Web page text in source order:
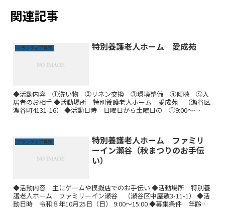
関連記事
ボランティア募集 特別養護老人ホーム 愛成苑
◆活動内容 ①洗い物 ②リネン交換 ③環境整備 ④傾聴 ⑤入
居者のお相手 ◆活動場所 特別養護老人ホーム 愛成苑 （瀬谷区
瀬谷町4131-16） ◆活動日時 日曜日から土曜日の ①9:00～
ボランティア募集
特別養護老人ホーム ファミリ
ーイン瀬谷（秋まつりのお手伝
い）
◆活動内容 主にゲームや模擬店でのお手伝い ◆活動場所 特別養
護老人ホーム ファミリーイン瀬谷 （瀬谷区中屋敷3-11-1） ◆活
動日時 令和８年10月25日（日） 9:00～15:00 ◆募集条件 年齢性